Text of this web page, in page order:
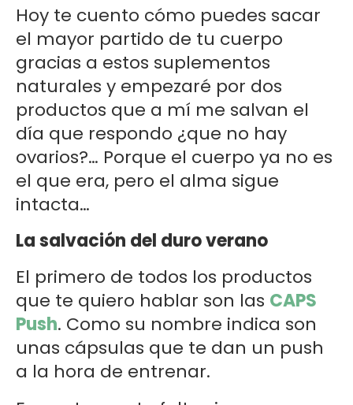
Hoy te cuento cómo puedes sacar
el mayor partido de tu cuerpo
gracias a estos suplementos
naturales y empezaré por dos
productos que a mí me salvan el
día que respondo ¿que no hay
ovarios?… Porque el cuerpo ya no es
el que era, pero el alma sigue
intacta…
La salvación del duro verano
El primero de todos los productos
que te quiero hablar son las CAPS
Push. Como su nombre indica son
unas cápsulas que te dan un push
a la hora de entrenar.